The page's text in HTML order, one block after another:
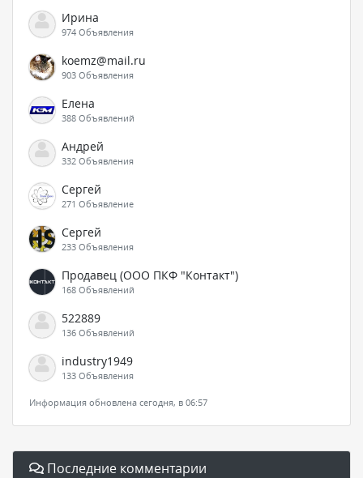
Ирина
974 Объявления
koemz@mail.ru
903 Объявления
Елена
388 Объявлений
Андрей
332 Объявления
Сергей
271 Объявление
Сергей
233 Объявления
Продавец (ООО ПКФ "Контакт")
168 Объявлений
522889
136 Объявлений
industry1949
133 Объявления
Информация обновлена сегодня, в 06:57
Последние комментарии